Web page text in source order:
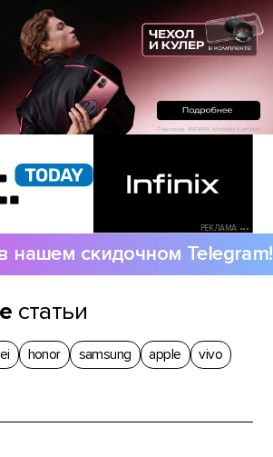
РЕКЛАМА •••
нашем скидочном Telegram!
статьи
honor samsung apple
vivo